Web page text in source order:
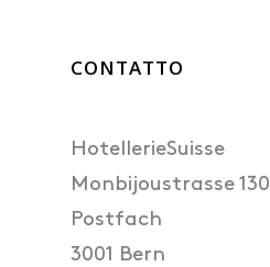
CONTATTO
HotellerieSuisse
Monbijoustrasse 130
Postfach
3001 Bern